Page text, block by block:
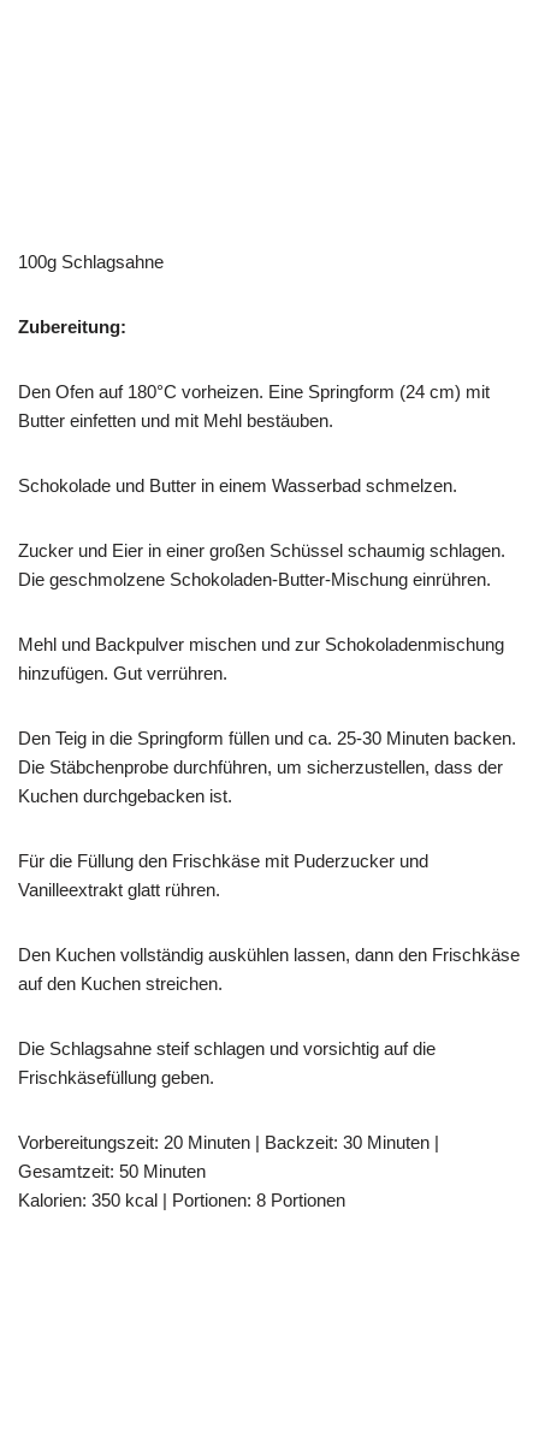
100g Schlagsahne
Zubereitung:
Den Ofen auf 180°C vorheizen. Eine Springform (24 cm) mit
Butter einfetten und mit Mehl bestäuben.
Schokolade und Butter in einem Wasserbad schmelzen.
Zucker und Eier in einer großen Schüssel schaumig schlagen.
Die geschmolzene Schokoladen-Butter-Mischung einrühren.
Mehl und Backpulver mischen und zur Schokoladenmischung
hinzufügen. Gut verrühren.
Den Teig in die Springform füllen und ca. 25-30 Minuten backen.
Die Stäbchenprobe durchführen, um sicherzustellen, dass der
Kuchen durchgebacken ist.
Für die Füllung den Frischkäse mit Puderzucker und
Vanilleextrakt glatt rühren.
Den Kuchen vollständig auskühlen lassen, dann den Frischkäse
auf den Kuchen streichen.
Die Schlagsahne steif schlagen und vorsichtig auf die
Frischkäsefüllung geben.
Vorbereitungszeit: 20 Minuten | Backzeit: 30 Minuten |
Gesamtzeit: 50 Minuten
Kalorien: 350 kcal | Portionen: 8 Portionen